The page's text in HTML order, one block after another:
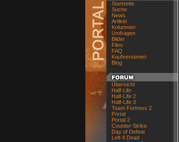
Startseite
Suche
News
Artikel
Kolumnen
Umfragen
Bilder
Files
FAQ
Kaufversionen
Blog
Übersicht
Half-Life
Half-Life 2
Half-Life 3
Team Fortress 2
Portal
Portal 2
Counter-Strike
Day of Defeat
Left 4 Dead